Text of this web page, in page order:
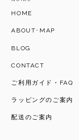
HOME
ABOUT･MAP
BLOG
CONTACT
ご利用ガイド・FAQ
ラッピングのご案内
配送のご案内